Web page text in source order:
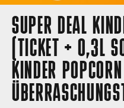
SUPER DEAL
(TICKET + 0,3L
KINDER